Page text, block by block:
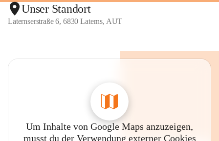
Unser Standort
Laternserstraße 6, 6830 Laterns, AUT
Um Inhalte von Google Maps anzuzeigen,
musst du der Verwendung externer Cookies